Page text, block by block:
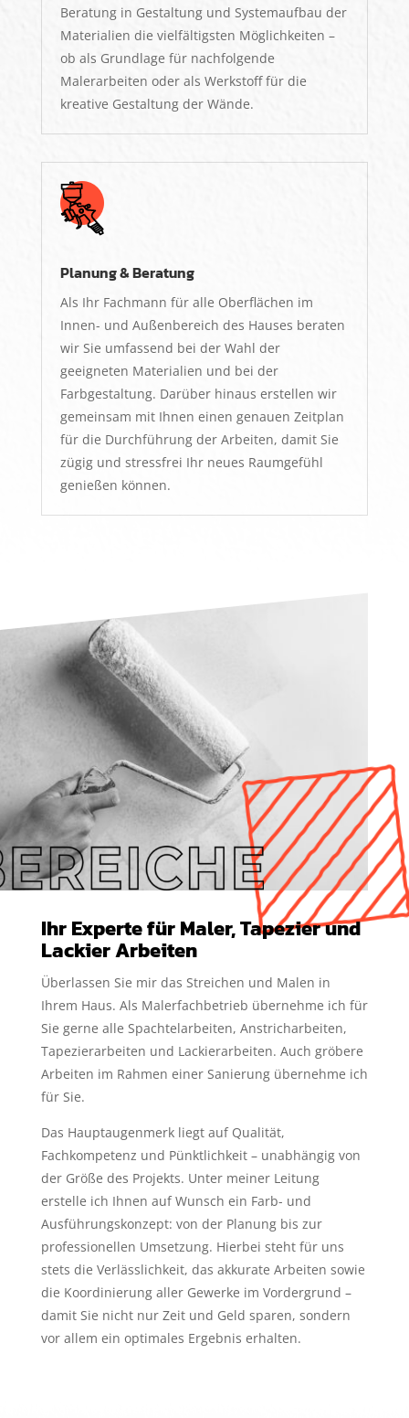
Beratung in Gestaltung und Systemaufbau der
Materialien die vielfältigsten Möglichkeiten –
ob als Grundlage für nachfolgende
Malerarbeiten oder als Werkstoff für die
kreative Gestaltung der Wände.
Planung & Beratung
Als Ihr Fachmann für alle Oberflächen im
Innen- und Außenbereich des Hauses beraten
wir Sie umfassend bei der Wahl der
geeigneten Materialien und bei der
Farbgestaltung. Darüber hinaus erstellen wir
gemeinsam mit Ihnen einen genauen Zeitplan
für die Durchführung der Arbeiten, damit Sie
zügig und stressfrei Ihr neues Raumgefühl
genießen können.
Ihr Experte für Maler, Tapezier und
Lackier Arbeiten
Überlassen Sie mir das Streichen und Malen in
Ihrem Haus. Als Malerfachbetrieb übernehme ich für
Sie gerne alle Spachtelarbeiten, Anstricharbeiten,
Tapezierarbeiten und Lackierarbeiten. Auch gröbere
Arbeiten im Rahmen einer Sanierung übernehme ich
für Sie.
Das Hauptaugenmerk liegt auf Qualität,
Fachkompetenz und Pünktlichkeit – unabhängig von
der Größe des Projekts. Unter meiner Leitung
erstelle ich Ihnen auf Wunsch ein Farb- und
Ausführungskonzept: von der Planung bis zur
professionellen Umsetzung. Hierbei steht für uns
stets die Verlässlichkeit, das akkurate Arbeiten sowie
die Koordinierung aller Gewerke im Vordergrund –
damit Sie nicht nur Zeit und Geld sparen, sondern
vor allem ein optimales Ergebnis erhalten.